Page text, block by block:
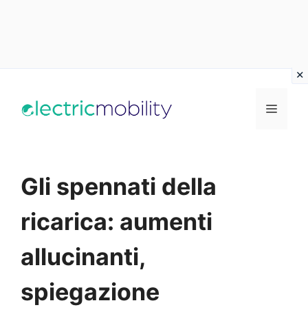
Menu
Gli spennati della
ricarica: aumenti
allucinanti,
spiegazione